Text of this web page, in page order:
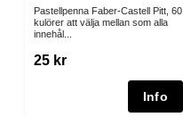
Pastellpenna Faber-Castell Pitt, 60
kulörer att välja mellan som alla
innehål...
25 kr